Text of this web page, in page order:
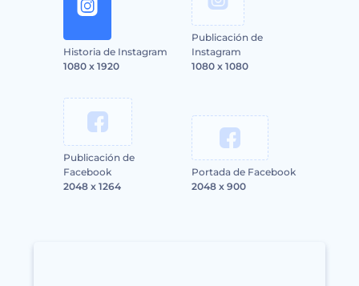
Historia de Instagram
1080 x 1920
Publicación de
Instagram
1080 x 1080
Publicación de
Facebook
2048 x 1264
Portada de Facebook
2048 x 900